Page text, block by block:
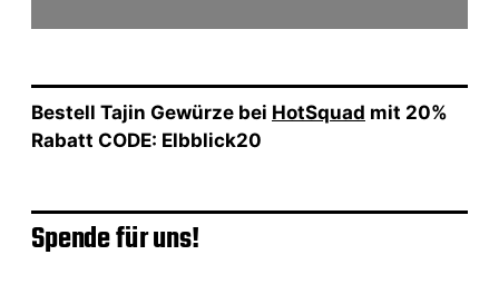
Bestell Tajin Gewürze bei HotSquad mit 20%
Rabatt CODE: Elbblick20
Spende für uns!